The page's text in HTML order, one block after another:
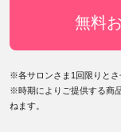
無料
※各サロンさま1回限りとさ
※時期によりご提供する商
ねます。